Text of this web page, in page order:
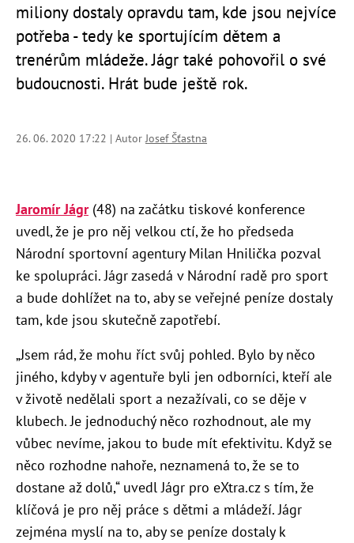
miliony dostaly opravdu tam, kde jsou nejvíce
potřeba - tedy ke sportujícím dětem a
trenérům mládeže. Jágr také pohovořil o své
budoucnosti. Hrát bude ještě rok.
26. 06. 2020 17:22 | Autor Josef Šťastna
Jaromír Jágr(48) na začátku tiskové konference
uvedl, že je pro něj velkou ctí, že ho předseda
Národní sportovní agentury Milan Hnilička pozval
ke spolupráci. Jágr zasedá v Národní radě pro sport
a bude dohlížet na to, aby se veřejné peníze dostaly
tam, kde jsou skutečně zapotřebí.
„Jsem rád, že mohu říct svůj pohled. Bylo by něco
jiného, kdyby v agentuře byli jen odborníci, kteří ale
v životě nedělali sport a nezažívali, co se děje v
klubech. Je jednoduchý něco rozhodnout, ale my
vůbec nevíme, jakou to bude mít efektivitu. Když se
něco rozhodne nahoře, neznamená to, že se to
dostane až dolů,“ uvedl Jágr pro eXtra.cz s tím, že
klíčová je pro něj práce s dětmi a mládeží. Jágr
zejména myslí na to, aby se peníze dostaly k